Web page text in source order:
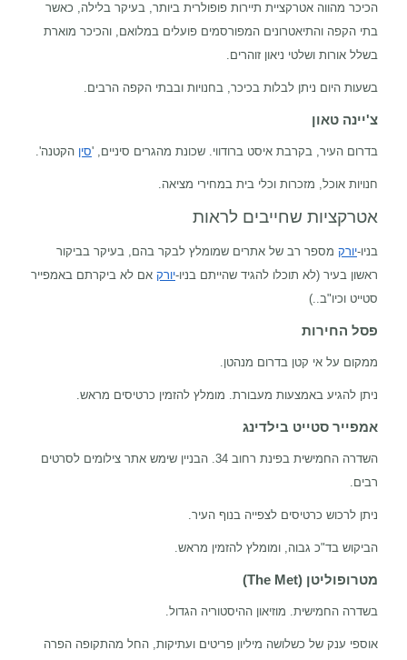
הכיכר מהווה אטרקציית תיירות פופולרית ביותר, בעיקר בלילה, כאשר
בתי הקפה והתיאטרונים המפורסמים פועלים במלואם, והכיכר מוארת
בשלל אורות ושלטי ניאון זוהרים.
בשעות היום ניתן לבלות בכיכר, בחנויות ובבתי הקפה הרבים.
צ'יינה טאון
בדרום העיר, בקרבת איסט ברודווי. שכונת מהגרים סיניים, 'סין הקטנה'.
חנויות אוכל, מזכרות וכלי בית במחירי מציאה.
אטרקציות שחייבים לראות
בניו-יורק מספר רב של אתרים שמומלץ לבקר בהם, בעיקר בביקור
ראשון בעיר (לא תוכלו להגיד שהייתם בניו-יורק אם לא ביקרתם באמפייר
סטייט וכיו"ב..)
פסל החירות
ממקום על אי קטן בדרום מנהטן.
ניתן להגיע באמצעות מעבורת. מומלץ להזמין כרטיסים מראש.
אמפייר סטייט בילדינג
השדרה החמישית בפינת רחוב 34. הבניין שימש אתר צילומים לסרטים
רבים.
ניתן לרכוש כרטיסים לצפייה בנוף העיר.
הביקוש בד"כ גבוה, ומומלץ להזמין מראש.
מטרופוליטן (The Met)
בשדרה החמישית. מוזיאון ההיסטוריה הגדול.
אוספי ענק של כשלושה מיליון פריטים ועתיקות, החל מהתקופה הפרה